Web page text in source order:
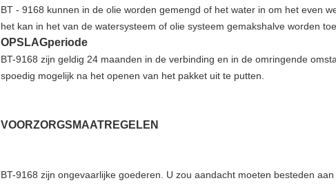
BT - 9168 kunnen in de olie worden gemengd of het water in om het even
het kan in het van de watersysteem of olie systeem gemakshalve worden
OPSLAGperiode
BT-9168 zijn geldig 24 maanden in de verbinding en in de omringende
spoedig mogelijk na het openen van het pakket uit te putten.
VOORZORGSMAATREGELEN
BT-9168 zijn ongevaarlijke goederen. U zou aandacht moeten besteden